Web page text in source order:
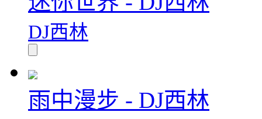
DJ西林
雨中漫步 - DJ西林